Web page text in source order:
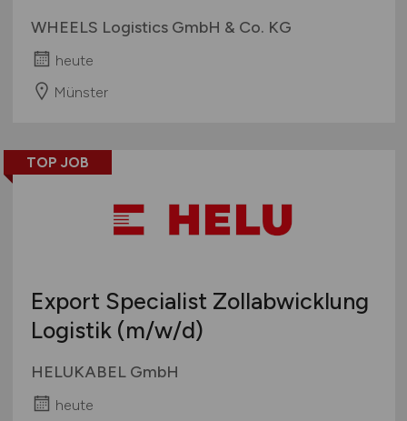
WHEELS Logistics GmbH & Co. KG
heute
Münster
TOP JOB
Export Specialist Zollabwicklung
Logistik (m/w/d)
HELUKABEL GmbH
heute